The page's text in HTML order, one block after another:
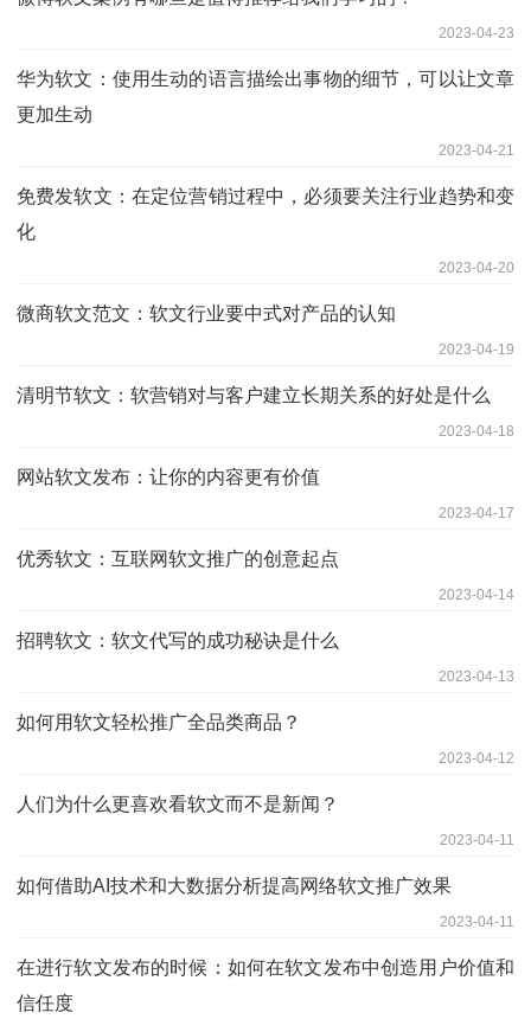
2023-04-23
华为软文：使用生动的语言描绘出事物的细节，可以让文章
更加生动
2023-04-21
免费发软文：在定位营销过程中，必须要关注行业趋势和变
化
2023-04-20
微商软文范文：软文行业要中式对产品的认知
2023-04-19
清明节软文：软营销对与客户建立长期关系的好处是什么
2023-04-18
网站软文发布：让你的内容更有价值
2023-04-17
优秀软文：互联网软文推广的创意起点
2023-04-14
招聘软文：软文代写的成功秘诀是什么
2023-04-13
如何用软文轻松推广全品类商品？
2023-04-12
人们为什么更喜欢看软文而不是新闻？
2023-04-11
如何借助AI技术和大数据分析提高网络软文推广效果
2023-04-11
在进行软文发布的时候：如何在软文发布中创造用户价值和
信任度